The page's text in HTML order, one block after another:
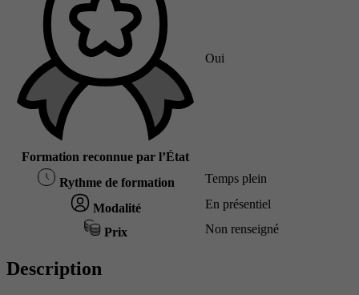
Formation reconnue par l’État
Oui
Rythme de formation Temps plein
Modalité En présentiel
Prix Non renseigné
Description